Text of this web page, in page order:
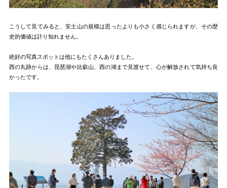
こうして見てみると、安土山の規模は思ったよりも小さく感じられますが、その歴
史的価値は計り知れません。
絶好の写真スポットは他にもたくさんありました。
西の丸跡からは、琵琶湖や比叡山、西の湖まで見渡せて、心が解放されて気持ち良
かったです。